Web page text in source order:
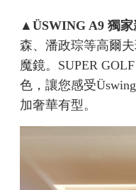
▲ÜSWING A9 獨
森、潘政琮等高爾
魔鏡。SUPER
色，讓您感受
加奢華有型。